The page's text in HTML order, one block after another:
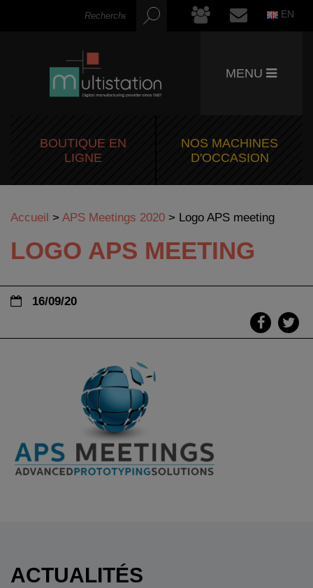
EN
MENU
BOUTIQUE EN
LIGNE
NOS MACHINES
D'OCCASION
Accueil > APS Meetings 2020 > Logo APS meeting
LOGO APS MEETING
16/09/20
ACTUALITÉS